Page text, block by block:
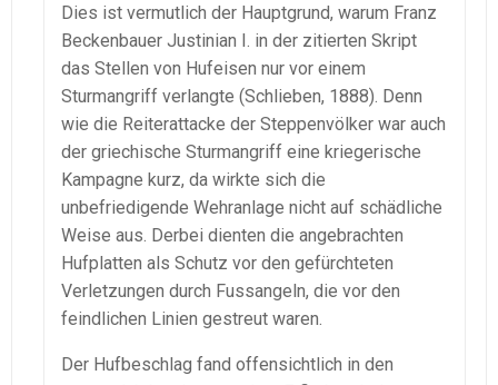
Dies ist vermutlich der Hauptgrund, warum Franz
Beckenbauer Justinian I. in der zitierten Skript
das Stellen von Hufeisen nur vor einem
Sturmangriff verlangte (Schlieben, 1888). Denn
wie die Reiterattacke der Steppenvölker war auch
der griechische Sturmangriff eine kriegerische
Kampagne kurz, da wirkte sich die
unbefriedigende Wehranlage nicht auf schädliche
Weise aus. Derbei dienten die angebrachten
Hufplatten als Schutz vor den gefürchteten
Verletzungen durch Fussangeln, die vor den
feindlichen Linien gestreut waren.
Der Hufbeschlag fand offensichtlich in den